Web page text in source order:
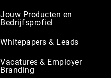
Jouw Producten en
Bedrijfsprofiel
Whitepapers & Leads
Vacatures & Employer
Branding